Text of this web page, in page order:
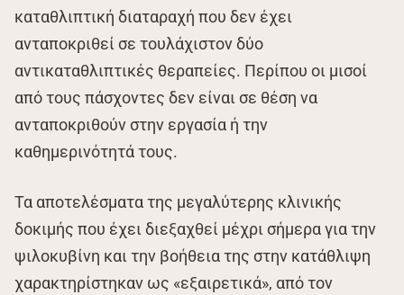
καταθλιπτική διαταραχή που δεν έχει
ανταποκριθεί σε τουλάχιστον δύο
αντικαταθλιπτικές θεραπείες. Περίπου οι μισοί
από τους πάσχοντες δεν είναι σε θέση να
ανταποκριθούν στην εργασία ή την
καθημερινότητά τους.
Τα αποτελέσματα της μεγαλύτερης κλινικής
δοκιμής που έχει διεξαχθεί μέχρι σήμερα για την
ψιλοκυβίνη και την βοήθεια της στην κατάθλιψη
χαρακτηρίστηκαν ως «εξαιρετικά», από τον